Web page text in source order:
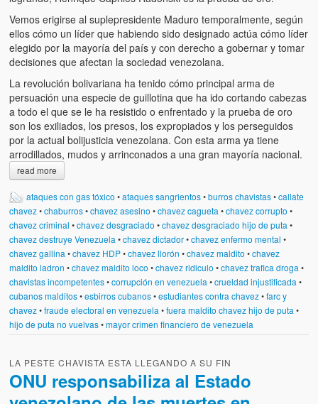
Vemos erigirse al suplepresidente Maduro temporalmente, según
ellos cómo un líder que habiendo sido designado actúa cómo líder
elegido por la mayoría del país y con derecho a gobernar y tomar
decisiones que afectan la sociedad venezolana.
La revolución bolivariana ha tenido cómo principal arma de
persuación una especie de guillotina que ha ido cortando cabezas
a todo el que se le ha resistido o enfrentado y la prueba de oro
son los exiliados, los presos, los expropiados y los perseguidos
por la actual bolijusticia venezolana. Con esta arma ya tiene
arrodillados, mudos y arrinconados a una gran mayoría nacional.
read more
ataques con gas tóxico •ataques sangrientos•burros chavistas•callate
chavez•chaburros•chavez asesino •chavez cagueta •chavez corrupto •
chavez criminal •chavez desgraciado •chavez desgraciado hijo de puta •
chavez destruye Venezuela •chavez dictador•chavez enfermo mental •
chavez gallina •chavez HDP•chavez llorón •chavez maldito •chavez
maldito ladron •chavez maldito loco •chavez ridiculo •chavez trafica droga •
chavistas incompetentes•corrupción en venezuela •crueldad injustificada •
cubanos malditos•esbirros cubanos•estudiantes contra chavez•farc y
chavez•fraude electoral en venezuela •fuera maldito chavez hijo de puta •
hijo de puta no vuelvas•mayor crimen financiero de venezuela
LA PESTE CHAVISTA ESTA LLEGANDO A SU FIN
ONU responsabiliza al Estado